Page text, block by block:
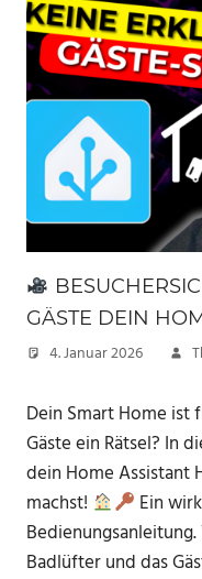
GÄSTE DEIN
4. Januar 2026
Dein Smart Home
Gäste ein Rätsel? In
dein Home Assistant
machst!
Ein
Badlüfter und das